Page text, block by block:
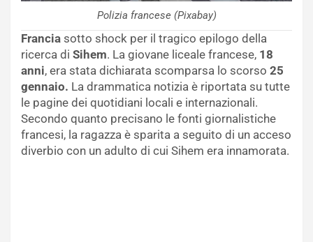
Polizia francese (Pixabay)
Francia sotto shock per il tragico epilogo della
ricerca di Sihem. La giovane liceale francese, 18
anni, era stata dichiarata scomparsa lo scorso 25
gennaio. La drammatica notizia è riportata su tutte
le pagine dei quotidiani locali e internazionali.
Secondo quanto precisano le fonti giornalistiche
francesi, la ragazza è sparita a seguito di un acceso
diverbio con un adulto di cui Sihem era innamorata.